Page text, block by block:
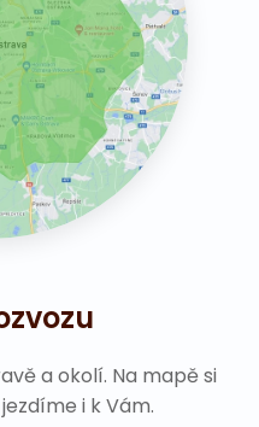
a okolí. Na mapě si
i k Vám.